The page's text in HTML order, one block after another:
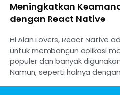
Meningkatkan
dengan React Native
Hi Alan Lovers, React Native
untuk membangun aplikasi
populer dan banyak
Namun, seperti halnya dengan